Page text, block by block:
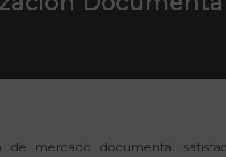
mercado documental